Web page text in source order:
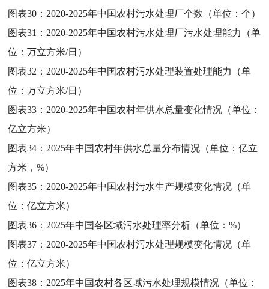
图表30： 2020-2025年中国农村污水处理厂个数（单位：个）
图表31： 2020-2025年中国农村污水处理厂污水处理能力（单
位：万立方米/日）
图表32： 2020-2025年中国农村污水处理装置处理能力（单
位：万立方米/日）
图表33： 2020-2025年中国农村年供水总量变化情况（单位：
亿立方米）
图表34： 2025年中国农村年供水总量分布情况（单位：亿立
方米，%）
图表35： 2020-2025年中国农村污水生产规模变化情况（单
位：亿立方米）
图表36： 2025年中国各区域污水处理率分析（单位：%）
图表37： 2020-2025年中国农村污水处理规模变化情况（单
位：亿立方米）
图表38： 2025年中国农村各区域污水处理规模情况（单位：